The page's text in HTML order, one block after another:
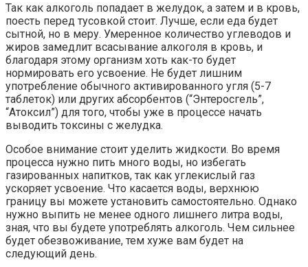
Так как алкоголь попадает в желудок, а затем и в кровь,
поесть перед тусовкой стоит. Лучше, если еда будет
сытной, но в меру. Умеренное количество углеводов и
жиров замедлит всасывание алкоголя в кровь, и
благодаря этому организм хоть как-то будет
нормировать его усвоение. Не будет лишним
употребление обычного активированного угля (5-7
таблеток) или других абсорбентов (“Энтеросгель”,
“Атоксил”) для того, чтобы уже в процессе начать
выводить токсины с желудка.
Особое внимание стоит уделить жидкости. Во время
процесса нужно пить много воды, но избегать
газированных напитков, так как углекислый газ
ускоряет усвоение. Что касается воды, верхнюю
границу вы можете установить самостоятельно. Однако
нужно выпить не менее одного лишнего литра воды,
зная, что вы будете употреблять алкоголь. Чем сильнее
будет обезвоживание, тем хуже вам будет на
следующий день.